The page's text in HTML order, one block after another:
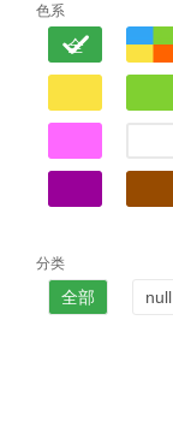
色系
全
部
分类
全部 null